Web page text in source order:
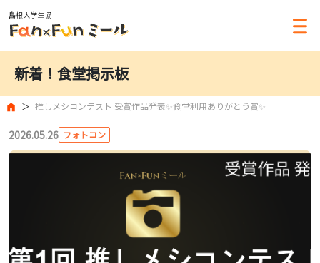
島根大学生協
新着！食堂掲示板
推しメシコンテスト 受賞作品発表✨食堂利用ありがとう賞✨
2026.05.26 フォトコン